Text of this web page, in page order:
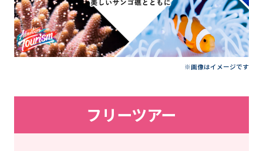
※画像はイメージです
フリーツアー